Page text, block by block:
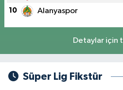
10 Alanyaspor
Detaylar için
Süper Lig Fikstür